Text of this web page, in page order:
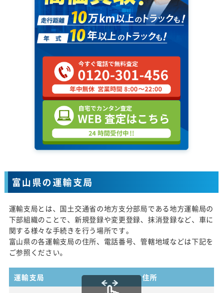
富山県の運輸支局
運輸支局とは、国土交通省の地方支分部局である地方運輸局の
下部組織のことで、新規登録や変更登録、抹消登録など、車に
関する様々な手続きを行う場所です。
富山県の各運輸支局の住所、電話番号、管轄地域などは下記を
ご参照ください。
運輸支局 住所